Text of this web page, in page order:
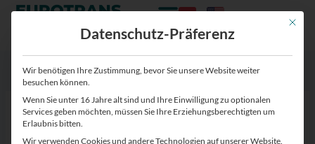
Zum
Zum
Medizintechnik Icon
Von Eurotrans-Zugang/ 20. November 2024
Mit
Datenschutz-Präferenz
Wir benötigen Ihre Zustimmung, bevor Sie unsere Website weiter
besuchen können.
Wenn Sie unter 16 Jahre alt sind und Ihre Einwilligung zu optionalen
Services geben möchten, müssen Sie Ihre Erziehungsberechtigten um
Erlaubnis bitten.
Wir verwenden Cookies und andere Technologien auf unserer Website.